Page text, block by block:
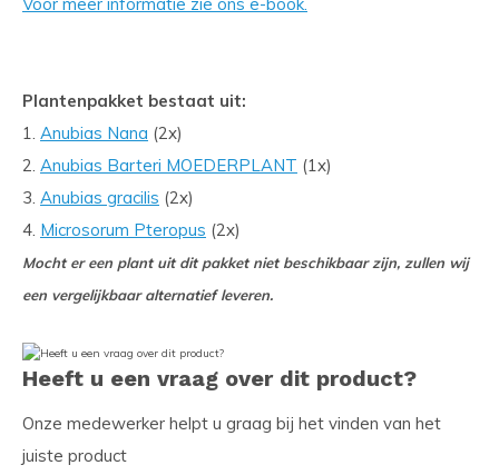
Plantenpakket bestaat uit:
1. Anubias Nana (2x)
2. Anubias Barteri MOEDERPLANT (1x)
3. Anubias gracilis (2x)
4. Microsorum Pteropus (2x)
Mocht er een plant uit dit pakket niet beschikbaar zijn, zullen wij
een vergelijkbaar alternatief leveren.
Heeft u een vraag over dit product?
Onze medewerker helpt u graag bij het vinden van het
juiste product